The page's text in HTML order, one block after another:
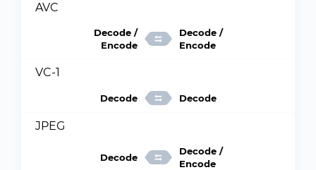
AVC
Decode /
Encode
Decode /
Encode
VC-1
Decode Decode
JPEG
Decode
Decode /
Encode